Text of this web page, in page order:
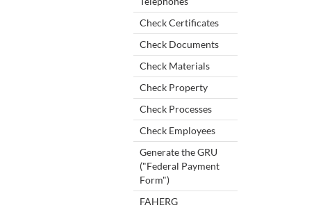
Check Certificates
Check Documents
Check Materials
Check Property
Check Processes
Check Employees
Generate the GRU
("Federal Payment
Form")
FAHERG